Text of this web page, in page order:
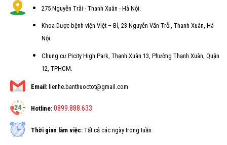
275 Nguyễn Trãi - Thanh Xuân - Hà Nội.
Khoa Dược bệnh viện Việt – Bỉ, 23 Nguyễn Văn Trỗi, Thanh Xuân, Hà
Nội.
Chung cư Picity High Park, Thạnh Xuân 13, Phường Thạnh Xuân, Quận
12, TPHCM.
Email: lienhe.banthuoctot@gmail.com
Hotline: 0899.888.633
Thời gian làm việc: Tất cả các ngày trong tuần